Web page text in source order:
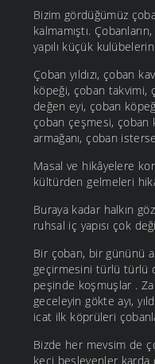
Bizim gördüğümüz
kalmamıştı.
yapılı küçük
Çoban yıldızı, çoban
köpeği, çoban takvimi,
değen eyi, çoban
çoban çeşmesi, çoban
armağanı, çoban
Masal ve hikâyelere
kültürden gelmeleri
Buraya kadar halkın
ruhsal iç yapısı çok
Bir çoban, bir gününü
geçirmesini türlü türlü
peşinde koşmuşlar .
geceleyin gökte ayı,
icat ilk köprüleri
Bizde her mevsim de
keçi besleyenler karda